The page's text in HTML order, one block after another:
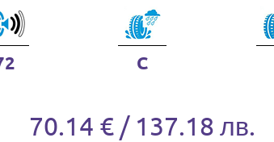
C
70.14 € / 137.18 лв.